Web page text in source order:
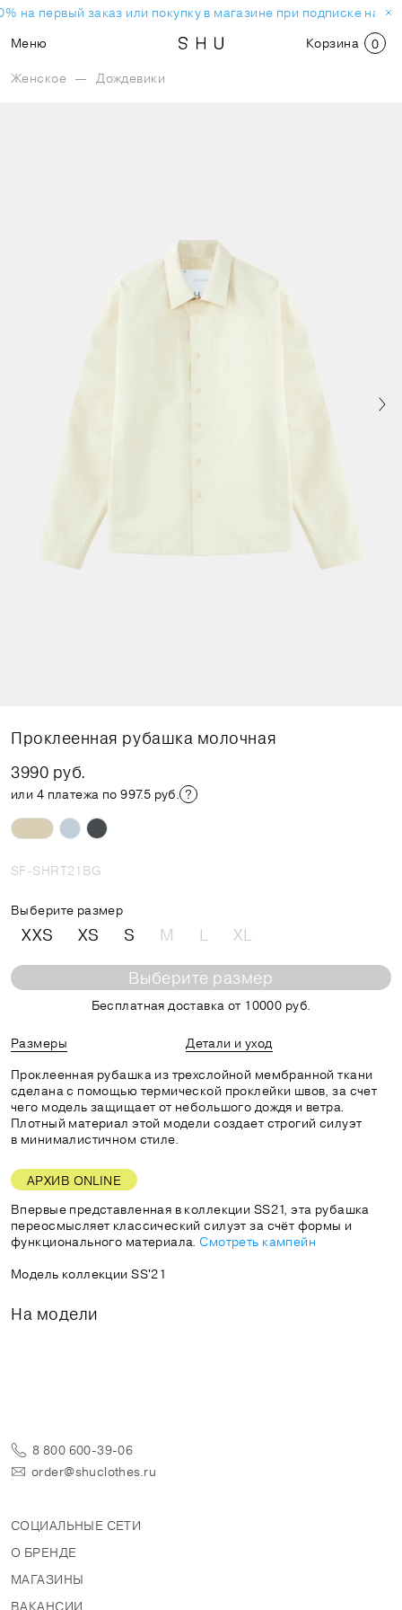
на первый заказ или покупку в магазине при подписке на
Меню
Корзина 0
Женское — Дождевики
Проклеенная рубашка молочная
3990 руб.
или 4 платежа по 997.5 руб.
SF-SHRT21BG
Выберите размер
XXS XS S M L XL
Выберите размер
Бесплатная доставка от 10000 руб.
Размеры
Детали и уход
Проклеенная рубашка из трехслойной мембранной ткани
сделана с помощью термической проклейки швов, за счет
чего модель защищает от небольшого дождя и ветра.
Плотный материал этой модели создает строгий силуэт
в минималистичном стиле.
АРХИВ ONLINE
Впервые представленная в коллекции SS21, эта рубашка
переосмысляет классический силуэт за счёт формы и
функционального материала. Смотреть кампейн
Модель коллекции SS'21
На модели
8 800 600-39-06
order@shuclothes.ru
СОЦИАЛЬНЫЕ СЕТИ
О БРЕНДЕ
МАГАЗИНЫ
ВАКАНСИИ